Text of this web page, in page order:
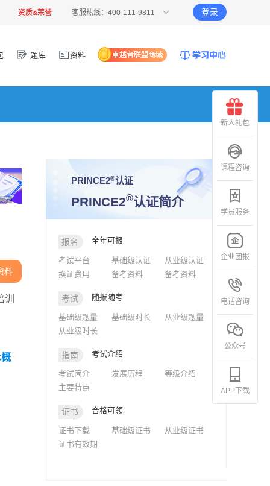
资质&荣誉 客服热线：400-111-9811 登录
题库 资料
广告
料
PRINCE2®认证
PRINCE2®认证简介
报名 全年可报
考试平台 基础级认证
从业级认证
换证费用
备考资料 备考资料
考试 随报随考
基础级题量 基础级时长
从业级题量
从业级时长
指南 考试介绍
考试简介 发展历程
等级介绍
主要特点
证书 合格可领
证书下载 基础级证书
从业级证书
证书有效期
新人礼包
课程咨询
学员服务
企业团报
电话咨询
公众号
APP下载